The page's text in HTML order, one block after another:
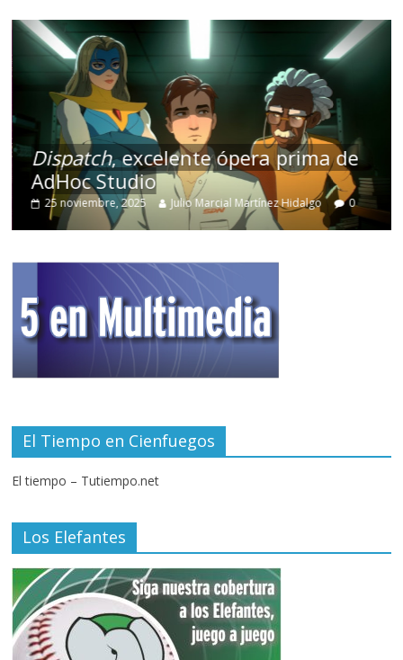
Dispatch, excelente ópera prima de
AdHoc Studio
25 noviembre, 2025 Julio Marcial Martínez Hidalgo 0
El Tiempo en Cienfuegos
El tiempo – Tutiempo.net
Los Elefantes